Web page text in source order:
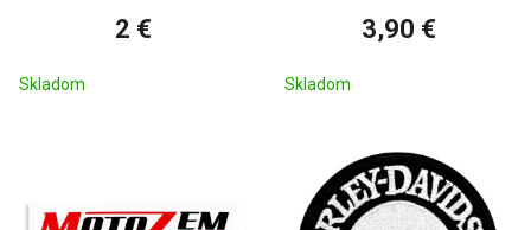
2 €
Skladom
3,90 €
Skladom